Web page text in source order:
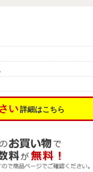
い 詳細はこちら